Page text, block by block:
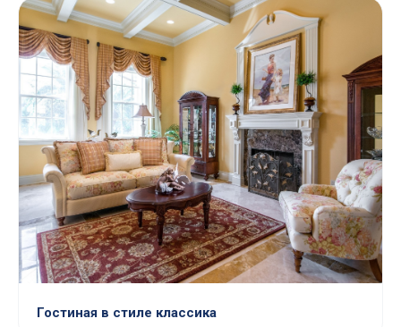
Гостиная в стиле классика